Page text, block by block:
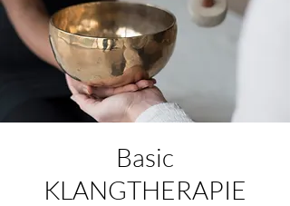
Basic
KLANGTHERAPIE